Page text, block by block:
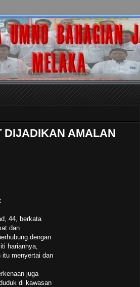
DIJADIKAN AMALAN
44, berkata
dan
dengan
hariannya,
itu menyertai dan
juga
di kawasan